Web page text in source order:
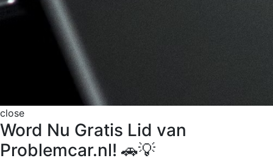
close
Word Nu Gratis Lid van
Problemcar.nl! 🚗💡